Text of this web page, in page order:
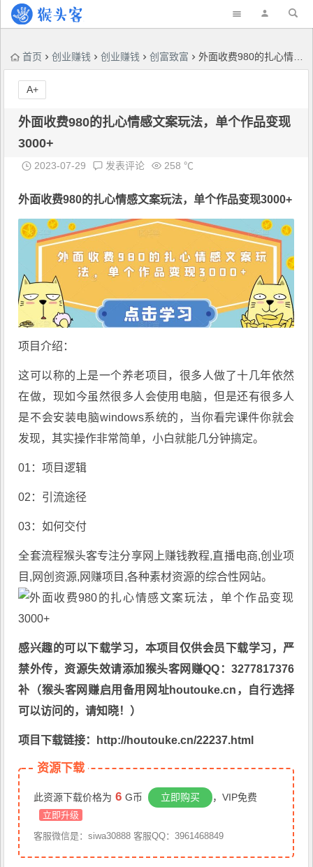
首页 创业赚钱 创业赚钱 创富致富 外面收费980的扎心情感文案玩法，单个作品变现3000+
外面收费980的扎心情感文案玩法，单个作品变现
3000+
2023-07-29 发表评论 258 ℃
外面收费980的扎心情感文案玩法，单个作品变现3000+
项目介绍：
这可以称的上是一个养老项目，很多人做了十几年依然
在做，现如今虽然很多人会使用电脑，但是还有很多人
是不会安装电脑windows系统的，当你看完课件你就会
发现，其实操作非常简单，小白就能几分钟搞定。
01：项目逻辑
02：引流途径
03：如何交付
全套流程猴头客专注分享网上赚钱教程,直播电商,创业项
目,网创资源, 网赚项目 ,各种素材资源的综合性网站。
感兴趣的可以下载学习，本项目仅供会员下载学习，严
禁外传，资源失效请添加猴头客网赚QQ：3277817376
补（猴头客网赚启用备用网址houtouke.cn，自行选择
可以访问的，请知晓！）
项目下载链接：http://houtouke.cn/22237.html
资源下载
此资源下载价格为 6 G币 立即购买 ，VIP免费
立即升级
客服微信是：siwa30888 客服QQ：3961468849
A+